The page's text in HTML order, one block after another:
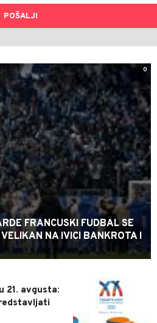
POŠALJI
0
FRANCUSKI FUDBAL SE
NA IVICI BANKROTA I
21. avgusta: